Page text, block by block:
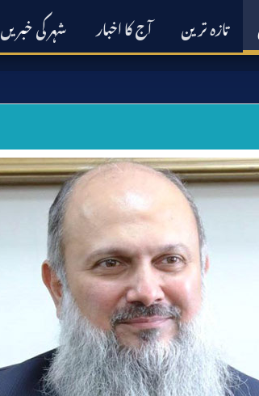
تازہ ترین آج کا اخبار شہر کی خبریں